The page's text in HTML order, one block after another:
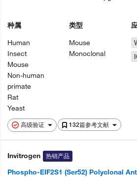
高级验证 132篇参考文献
种属
Human
Insect
Mouse
Non-human
primate
Rat
Yeast
类型
Mouse
Monoclonal
Invitrogen 热销产品
Phospho-EIF2S1 (Ser52) Polyclonal